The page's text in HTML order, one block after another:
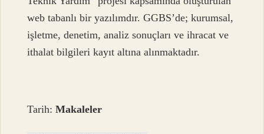
web tabanlı bir yazılımdır. GGBS’de; kurumsal,
işletme, denetim, analiz sonuçları ve ihracat ve
ithalat bilgileri kayıt altına alınmaktadır.
Tarih:Makaleler